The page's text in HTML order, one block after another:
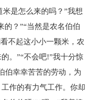
米是怎么来的吗？”我想
的？”“当然是农名伯伯
不起这小小一颗米，农
。”“不会吧!”我十分惊
伯幸幸苦苦的劳动，为
作的有力气工作。你却